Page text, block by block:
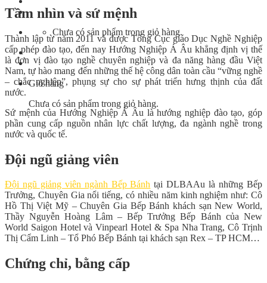
Chưa có sản phẩm trong giỏ hàng.
Giỏ hàng
Chưa có sản phẩm trong giỏ hàng.
Tầm nhìn và sứ mệnh
Thành lập từ năm 2011 và được Tổng Cục giáo Dục Nghề Nghiệp
cấp phép đào tạo, đến nay Hướng Nghiệp Á Âu khẳng định vị thế
là đơn vị đào tạo nghề chuyên nghiệp và đa năng hàng đầu Việt
Nam, tự hào mang đến những thế hệ công dân toàn cầu “vững nghề
– chắc nghiệp”, phụng sự cho sự phát triển hưng thịnh của đất
nước.
Sứ mệnh của Hướng Nghiệp Á Âu là hướng nghiệp đào tạo, góp
phần cung cấp nguồn nhân lực chất lượng, đa ngành nghề trong
nước và quốc tế.
Đội ngũ giảng viên
Đội ngũ giảng viên ngành Bếp Bánh tại DLBAAu là những Bếp
Trưởng, Chuyên Gia nổi tiếng, có nhiều năm kinh nghiệm như: Cô
Hồ Thị Việt Mỹ – Chuyên Gia Bếp Bánh khách sạn New World,
Thầy Nguyễn Hoàng Lâm – Bếp Trưởng Bếp Bánh của New
World Saigon Hotel và Vinpearl Hotel & Spa Nha Trang, Cô Trịnh
Thị Cẩm Linh – Tổ Phó Bếp Bánh tại khách sạn Rex – TP HCM…
Chứng chỉ, bằng cấp